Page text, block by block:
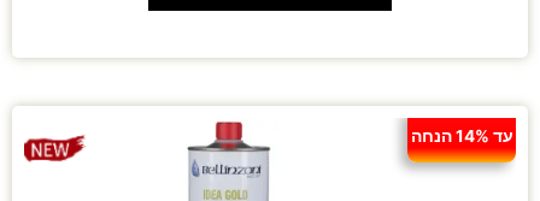
עד 14% הנחה